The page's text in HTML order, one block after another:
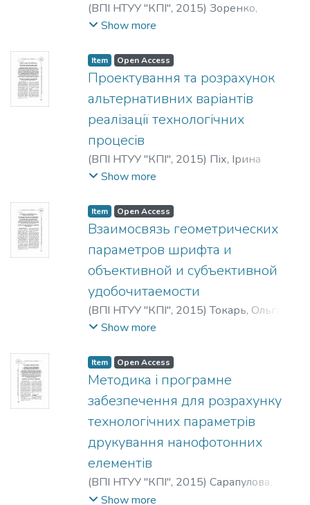
(ВПІ НТУУ "КПІ", 2015) Зоренко,
Ярослав Володимирович
Volodymyrovych;Ivanova, Yuliia Oleksiivna
Зоренко, Ярослав Владимирович;
Иванова, Юлия Алексеевна
Show more
Item Open Access
Проектування та розрахунок
альтернативних варіантів
реалізації технологічних
процесів
(ВПІ НТУУ "КПІ", 2015) Піх, Ірина
Всеволодівна
Ростиславович;Pikh, Iryna Vsevolodivna
Senkivskyi, Vsevolod Mykolaiovych;Andriiv,
;
Всеволодовна; Сенькивский, Всеволод
Николаевич;Андриив, Роман
Ростиславович
Show more
Item Open Access
Взаимосвязь геометрических
параметров шрифта и
объективной и субъективной
удобочитаемости
(ВПІ НТУУ "КПІ", 2015)Токарь, Ольга
Владимировна
Zil’berglejt, Mark Aronovich
Show more
Item Open Access
Методика і програмне
забезпечення для розрахунку
технологічних параметрів
друкування нанофотонних
елементів
(ВПІ НТУУ "КПІ", 2015) Сарапулова,
Ольга Олександрівна
Show more